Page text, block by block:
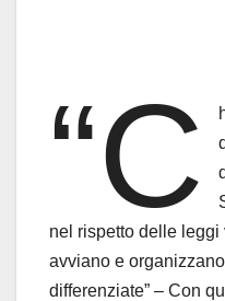
“C
nel rispetto delle
avviano e
differenziate” – Con